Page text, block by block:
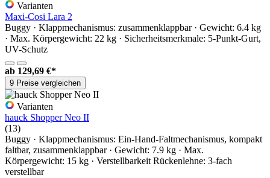
Varianten
Maxi-Cosi Lara 2
Buggy · Klappmechanismus: zusammenklappbar · Gewicht: 6.4 kg
· Max. Körpergewicht: 22 kg · Sicherheitsmerkmale: 5-Punkt-Gurt,
UV-Schutz
ab 129,69 €*
9 Preise vergleichen
Varianten
hauck Shopper Neo II
(13)
Buggy · Klappmechanismus: Ein-Hand-Faltmechanismus, kompakt
faltbar, zusammenklappbar · Gewicht: 7.9 kg · Max.
Körpergewicht: 15 kg · Verstellbarkeit Rückenlehne: 3-fach
verstellbar